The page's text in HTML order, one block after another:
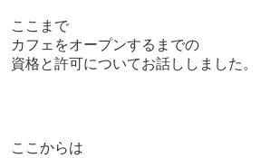
ここまで
カフェをオープンするまでの
資格と許可についてお話ししました。
ここからは